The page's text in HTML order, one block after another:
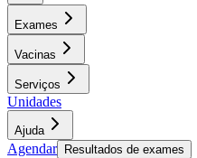
Exames
Vacinas
Serviços
Unidades
Ajuda
Agendar Resultados de exames